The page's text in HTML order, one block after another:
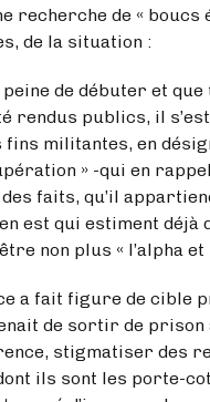
recherche de «
de la situation :
peine de débuter et
rendus publics, il
militantes, en
» -qui en
faits, qu’il
est qui estiment déjà
non plus « l’alpha et
a fait figure de cible
de sortir de prison
stigmatiser
ils sont les porte-